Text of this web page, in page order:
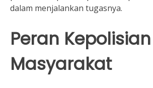
dalam menjalankan tugasnya.
Peran
Masyarakat